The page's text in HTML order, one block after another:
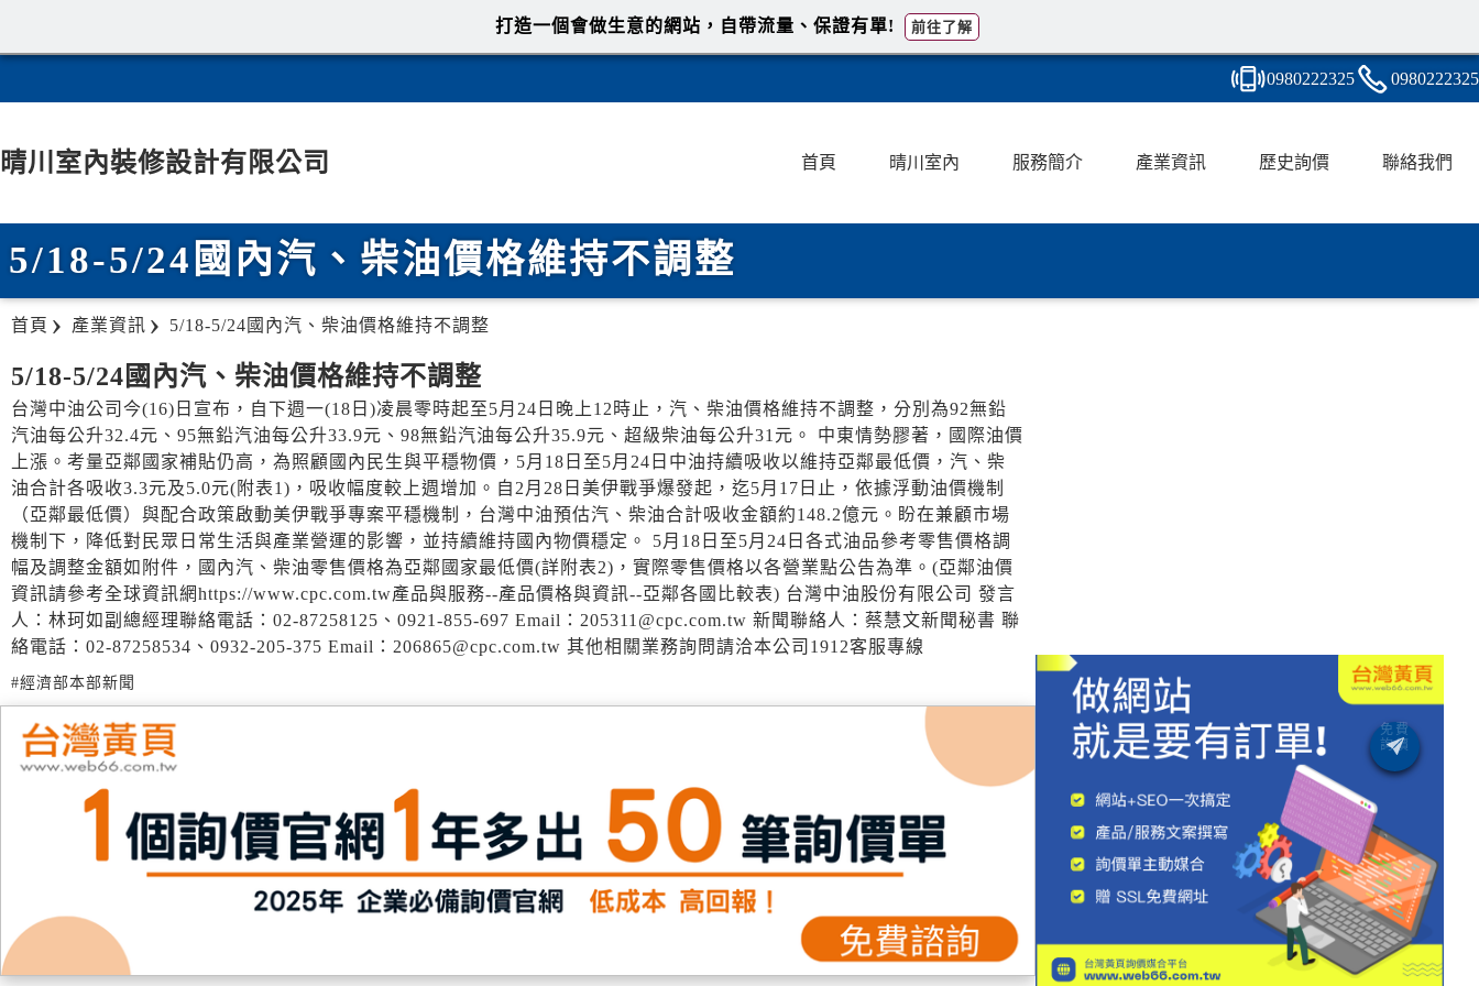
0980222325 0980222325
晴川室內裝修設計有限公司 首頁 晴川室內 服務簡介 產業資訊 歷史詢價 聯絡我們
5/18-5/24國內汽、柴油價格維持不調整
首頁 產業資訊 5/18-5/24國內汽、柴油價格維持不調整
5/18-5/24國內汽、柴油價格維持不調整
台灣中油公司今(16)日宣布，自下週一(18日)凌晨零時起至5月24日晚上12時止，汽、柴油價格維持不調整，分別為92無鉛
汽油每公升32.4元、95無鉛汽油每公升33.9元、98無鉛汽油每公升35.9元、超級柴油每公升31元。 中東情勢膠著，國際油價
上漲。考量亞鄰國家補貼仍高，為照顧國內民生與平穩物價，5月18日至5月24日中油持續吸收以維持亞鄰最低價，汽、柴
油合計各吸收3.3元及5.0元(附表1)，吸收幅度較上週增加。自2月28日美伊戰爭爆發起，迄5月17日止，依據浮動油價機制
（亞鄰最低價）與配合政策啟動美伊戰爭專案平穩機制，台灣中油預估汽、柴油合計吸收金額約148.2億元。盼在兼顧市場
機制下，降低對民眾日常生活與產業營運的影響，並持續維持國內物價穩定。 5月18日至5月24日各式油品參考零售價格調
幅及調整金額如附件，國內汽、柴油零售價格為亞鄰國家最低價(詳附表2)，實際零售價格以各營業點公告為準。(亞鄰油價
資訊請參考全球資訊網https://www.cpc.com.tw產品與服務--產品價格與資訊--亞鄰各國比較表) 台灣中油股份有限公司 發言
人：林珂如副總經理聯絡電話：02-87258125、0921-855-697 Email：205311@cpc.com.tw 新聞聯絡人：蔡慧文新聞秘書 聯
絡電話：02-87258534、0932-205-375 Email：206865@cpc.com.tw 其他相關業務詢問請洽本公司1912客服專線
#經濟部本部新聞
打造一個會做生意的網站，自帶流量、保證有單! 前往了解